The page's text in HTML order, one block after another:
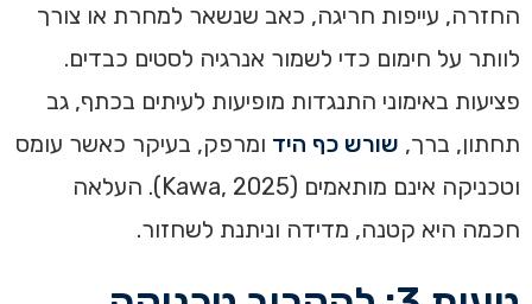
החזרה, עייפות חריגה, כאב שנשאר למחרת או צורך
לוותר על חימום כדי לשמור אנרגיה לסטים כבדים.
פציעות באימוני התנגדות מופיעות לעיתים בכתף, גב
תחתון, ברך, שורש כף היד ומרפק, בעיקר כאשר עומס
וטכניקה אינם מותאמים (Kawa, 2025). העלאה
חכמה היא קטנה, מדידה וניתנת לשחזור.